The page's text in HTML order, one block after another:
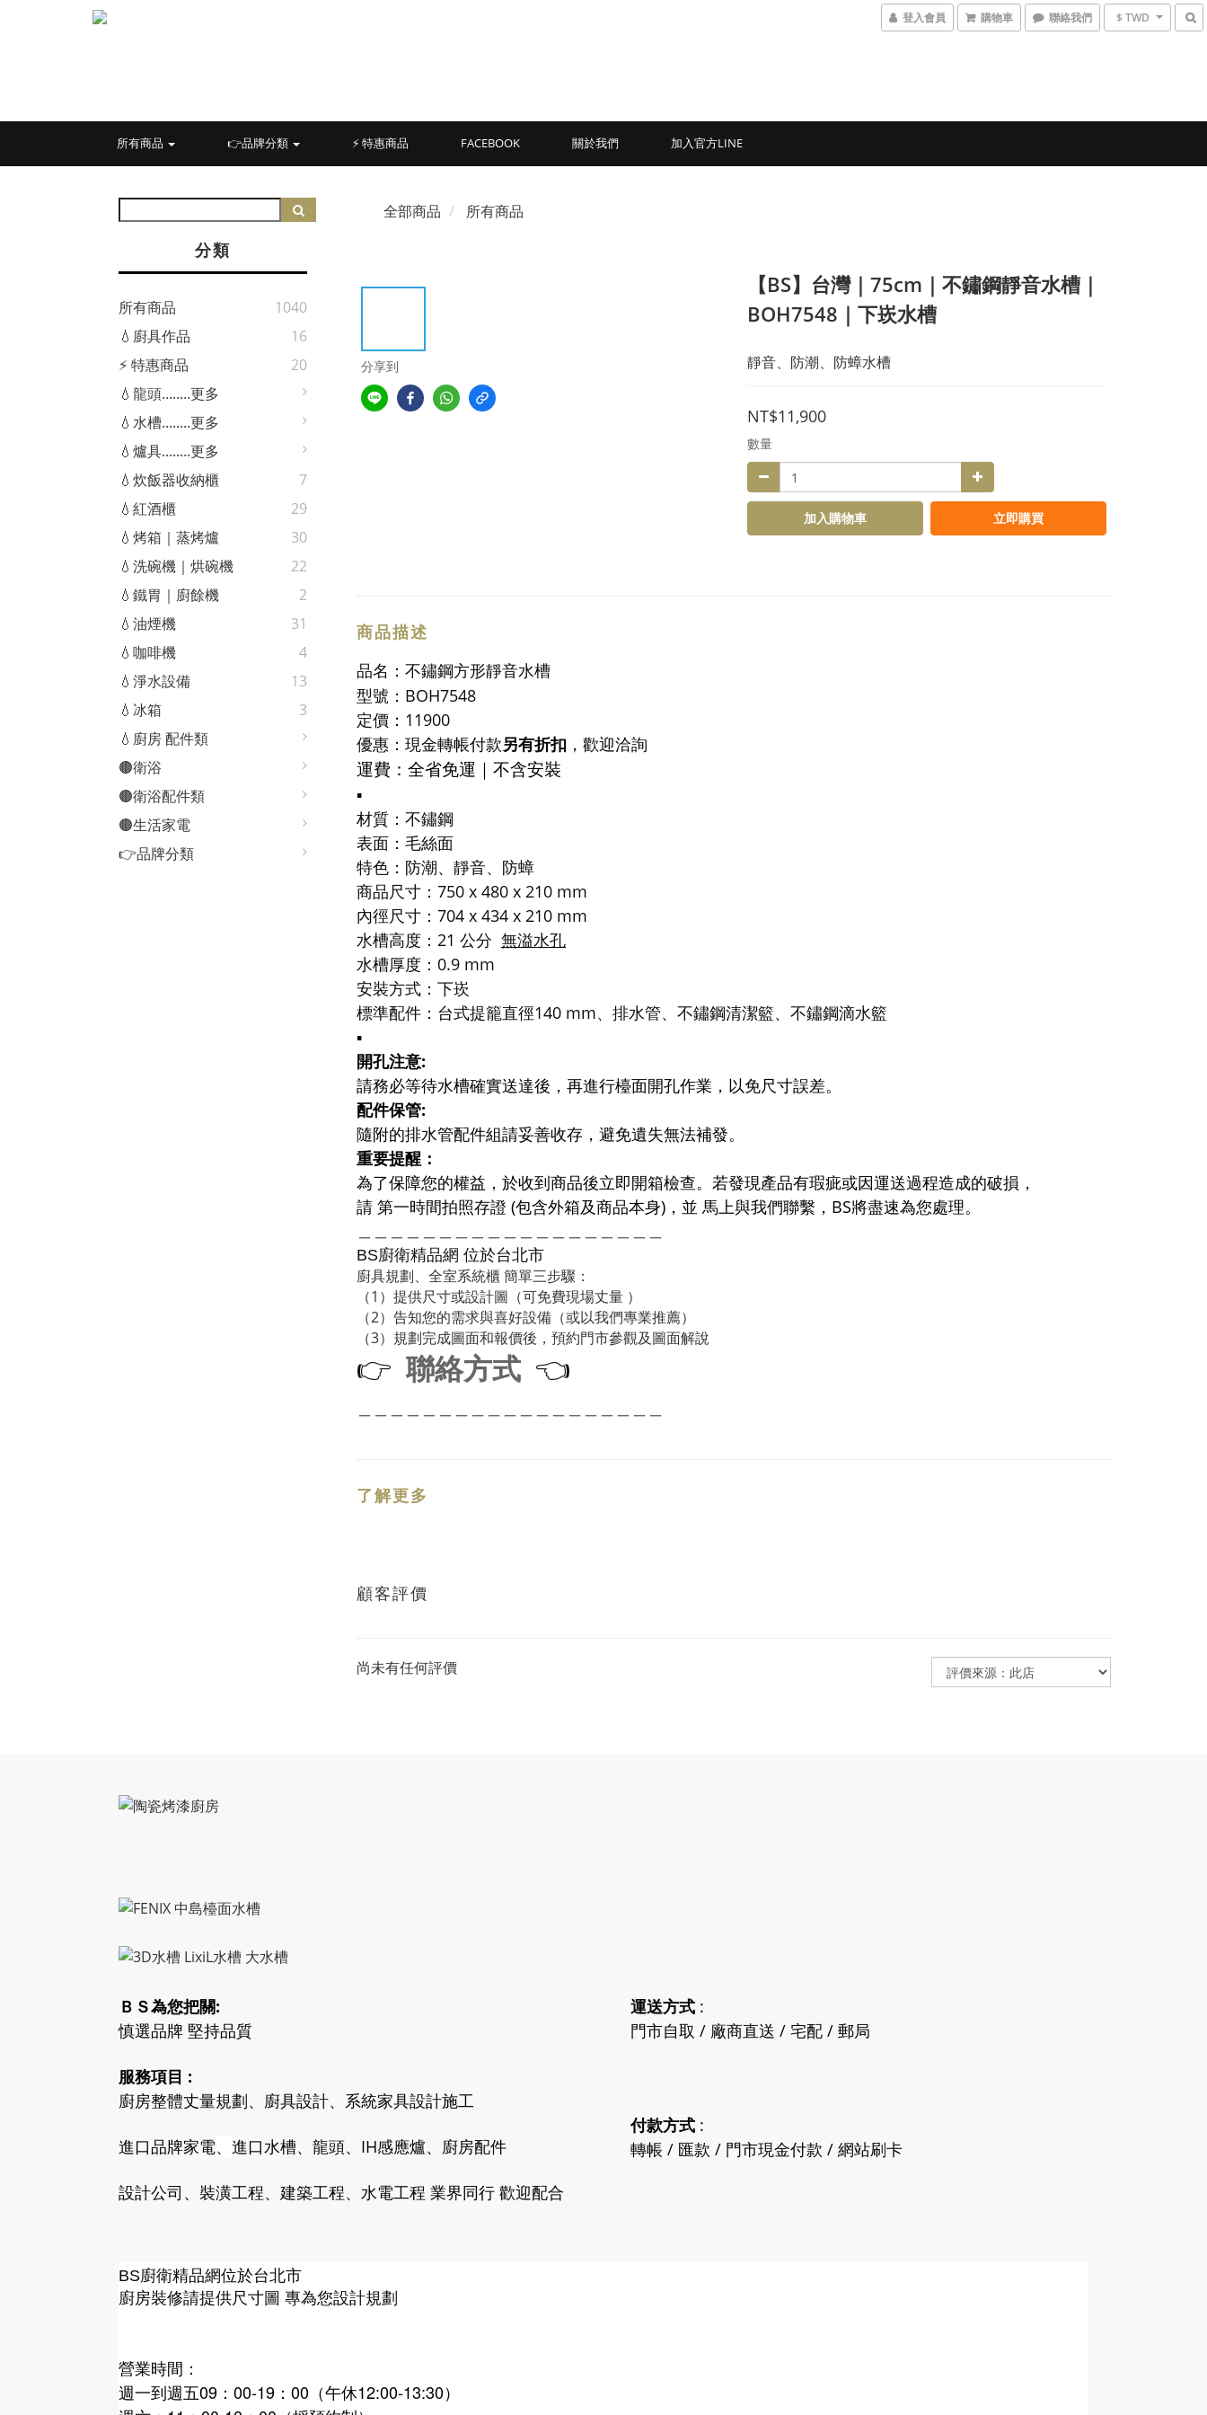
登入會員 購物車 聯絡我們 $ TWD
所有商品 👉品牌分類 ⚡ 特惠商品 FACEBOOK 關於我們 加入官方LINE
分類
所有商品
1040
💧廚具作品
16
⚡ 特惠商品
20
💧龍頭........更多
💧水槽........更多
💧爐具........更多
💧炊飯器收納櫃
7
💧紅酒櫃
29
💧烤箱｜蒸烤爐
30
💧洗碗機｜烘碗機
22
💧鐵胃｜廚餘機
2
💧油煙機
31
💧咖啡機
4
💧淨水設備
13
💧冰箱
3
💧廚房 配件類
🟤衛浴
🟤衛浴配件類
🟤生活家電
👉品牌分類
全部商品 所有商品
分享到
【BS】台灣｜75cm｜不鏽鋼靜音水槽｜
BOH7548｜下崁水槽
靜音、防潮、防蟑水槽
NT$11,900
數量
加入購物車 立即購買
商品描述
品名： 不鏽鋼方形靜音水槽
型號： BOH7548
定價：11900
優惠 ： 現金轉帳付款另有折扣 ，歡迎洽詢
運費：全省免運｜不含安裝
▪️
材質：不鏽鋼
表面：毛絲面
特色：防潮、靜音、防蟑
商品尺寸：750 x 480 x 210 mm
內徑尺寸：704 x 434 x 210 mm
水槽高度：21 公分 無溢水孔
水槽厚度：0.9 mm
安裝方式：下崁
標準配件：台式提籠直徑140 mm、排水管、不鏽鋼清潔籃、不鏽鋼滴水籃
▪️
開孔注意:
請務必等待水槽確實送達後，再進行檯面開孔作業，以免尺寸誤差。
配件保管:
隨附的排水管配件組請妥善收存，避免遺失無法補發。
重要提醒：
為了保障您的權益，於收到商品後立即開箱檢查。若發現產品有瑕疵或因運送過程造成的破損，
請 第一時間拍照存證 (包含外箱及商品本身)，並 馬上與我們聯繫，BS將盡速為您處理。
BS廚衛精品網 位於台北市
廚具規劃、全室系統櫃 簡單三步驟：
（1）提供尺寸或設計圖（可免費現場丈量 ）
（2）告知您的需求與喜好設備（或以我們專業推薦）
（3）規劃完成圖面和報價後，預約門市參觀及圖面解說
👉 聯絡方式 👈
了解更多
顧客評價
尚未有任何評價
ＢＳ為您把關:
慎選品牌 堅持品質
服務項目 :
廚房整體丈量規劃、廚具設計、系統家具設計施工
進口品牌家電、 進口水槽、龍頭、IH感應爐、廚房配件
設計公司、裝潢工程、建築工程、水電工程 業界同行 歡迎配合
運送方式 :
門市自取 / 廠商直送 / 宅配 / 郵局
付款方式 :
轉帳 / 匯款 / 門市現金付款 / 網站刷卡
BS廚衛精品網位於台北市
廚房裝修請提供尺寸圖 專為您設計規劃
營業時間：
週一到週五09：00-19：00（午休12:00-13:30）